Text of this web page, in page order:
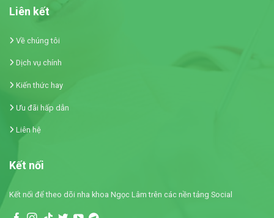
Liên kết
Về chúng tôi
Dịch vụ chính
Kiến thức hay
Ưu đãi hấp dẫn
Liên hệ
Kết nối
Kết nối để theo dõi nha khoa Ngọc Lâm trên các nền tảng Social